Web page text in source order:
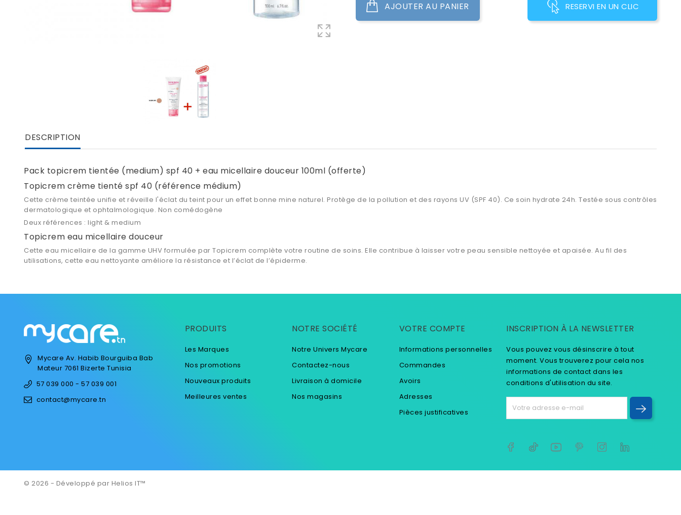
AJOUTER AU PANIER RESERVI EN UN CLIC
DESCRIPTION
Pack topicrem tientée (medium) spf 40 + eau micellaire douceur 100ml (offerte)
Topicrem crème tienté spf 40 (référence médium)
Cette crème teintée unifie et réveille l'éclat du teint pour un effet bonne mine naturel. Protège de la pollution et des rayons UV (SPF 40). Ce soin hydrate 24h. Testée sous contrôles
dermatologique et ophtalmologique. Non comédogène
Deux références : light & medium
Topicrem eau micellaire douceur
Cette eau micellaire de la gamme UHV formulée par Topicrem complète votre routine de soins. Elle contribue à laisser votre peau sensible nettoyée et apaisée. Au fil des
utilisations, cette eau nettoyante améliore la résistance et l’éclat de l’épiderme.
Mycare Av. Habib Bourguiba Bab
Mateur 7061 Bizerte Tunisia
57 039 000 - 57 039 001
contact@mycare.tn
PRODUITS
Les Marques
Nos promotions
Nouveaux produits
Meilleures ventes
NOTRE SOCIÉTÉ
Notre Univers Mycare
Contactez-nous
Livraison à domicile
Nos magasins
VOTRE COMPTE
Informations personnelles
Commandes
Avoirs
Adresses
Pièces justificatives
INSCRIPTION À LA NEWSLETTER
Vous pouvez vous désinscrire à tout
moment. Vous trouverez pour cela nos
informations de contact dans les
conditions d'utilisation du site.
© 2026 - Développé par Helios IT™